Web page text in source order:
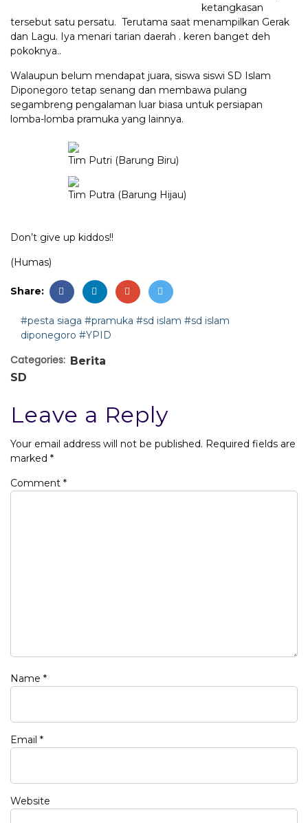
ketangkasan
tersebut satu persatu. Terutama saat menampilkan Gerak
dan Lagu. Iya menari tarian daerah . keren banget deh
pokoknya..
Walaupun belum mendapat juara, siswa siswi SD Islam
Diponegoro tetap senang dan membawa pulang
segambreng pengalaman luar biasa untuk persiapan
lomba-lomba pramuka yang lainnya.
Tim Putri (Barung Biru)
Tim Putra (Barung Hijau)
Don’t give up kiddos!!
(Humas)
Share:
#pesta siaga #pramuka #sd islam #sd islam
diponegoro #YPID
Categories: Berita
SD
Leave a Reply
Your email address will not be published. Required fields are
marked *
Comment *
Name *
Email *
Website